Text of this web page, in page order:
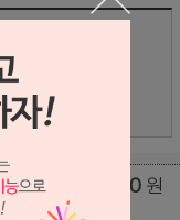
711,000
(조건)
총 상품 금액 0 원